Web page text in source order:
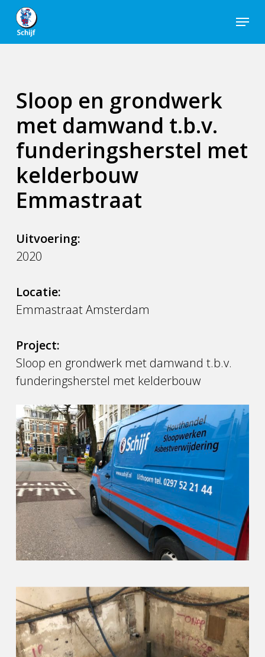
Skip
main
Menu
Sloop en grondwerk
met damwand t.b.v.
funderingsherstel met
kelderbouw
Emmastraat
Uitvoering:
2020
Locatie:
Emmastraat Amsterdam
Project:
Sloop en grondwerk met damwand t.b.v.
funderingsherstel met kelderbouw